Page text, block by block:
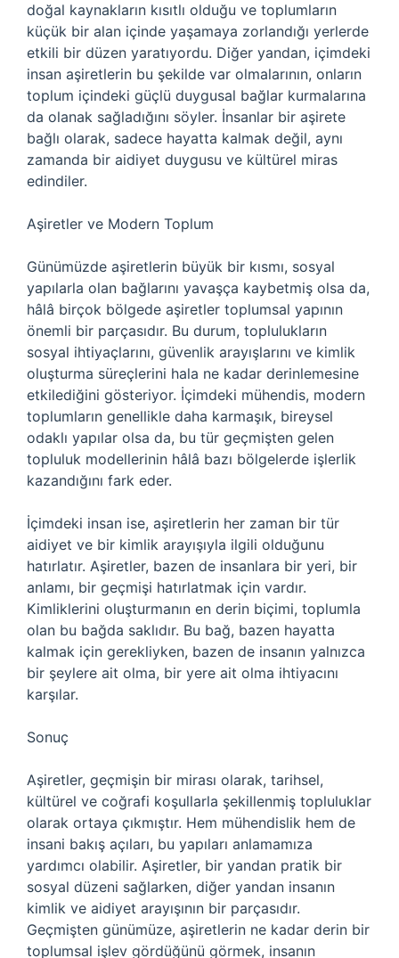
doğal kaynakların kısıtlı olduğu ve toplumların
küçük bir alan içinde yaşamaya zorlandığı yerlerde
etkili bir düzen yaratıyordu. Diğer yandan, içimdeki
insan aşiretlerin bu şekilde var olmalarının, onların
toplum içindeki güçlü duygusal bağlar kurmalarına
da olanak sağladığını söyler. İnsanlar bir aşirete
bağlı olarak, sadece hayatta kalmak değil, aynı
zamanda bir aidiyet duygusu ve kültürel miras
edindiler.
Aşiretler ve Modern Toplum
Günümüzde aşiretlerin büyük bir kısmı, sosyal
yapılarla olan bağlarını yavaşça kaybetmiş olsa da,
hâlâ birçok bölgede aşiretler toplumsal yapının
önemli bir parçasıdır. Bu durum, toplulukların
sosyal ihtiyaçlarını, güvenlik arayışlarını ve kimlik
oluşturma süreçlerini hala ne kadar derinlemesine
etkilediğini gösteriyor. İçimdeki mühendis, modern
toplumların genellikle daha karmaşık, bireysel
odaklı yapılar olsa da, bu tür geçmişten gelen
topluluk modellerinin hâlâ bazı bölgelerde işlerlik
kazandığını fark eder.
İçimdeki insan ise, aşiretlerin her zaman bir tür
aidiyet ve bir kimlik arayışıyla ilgili olduğunu
hatırlatır. Aşiretler, bazen de insanlara bir yeri, bir
anlamı, bir geçmişi hatırlatmak için vardır.
Kimliklerini oluşturmanın en derin biçimi, toplumla
olan bu bağda saklıdır. Bu bağ, bazen hayatta
kalmak için gerekliyken, bazen de insanın yalnızca
bir şeylere ait olma, bir yere ait olma ihtiyacını
karşılar.
Sonuç
Aşiretler, geçmişin bir mirası olarak, tarihsel,
kültürel ve coğrafi koşullarla şekillenmiş topluluklar
olarak ortaya çıkmıştır. Hem mühendislik hem de
insani bakış açıları, bu yapıları anlamamıza
yardımcı olabilir. Aşiretler, bir yandan pratik bir
sosyal düzeni sağlarken, diğer yandan insanın
kimlik ve aidiyet arayışının bir parçasıdır.
Geçmişten günümüze, aşiretlerin ne kadar derin bir
toplumsal işlev gördüğünü görmek, insanın